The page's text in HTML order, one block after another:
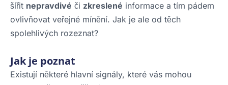
šířit nepravdivé či zkreslené informace a tím pádem
ovlivňovat veřejné mínění. Jak je ale od těch
spolehlivých rozeznat?
Jak je poznat
Existují některé hlavní signály, které vás mohou